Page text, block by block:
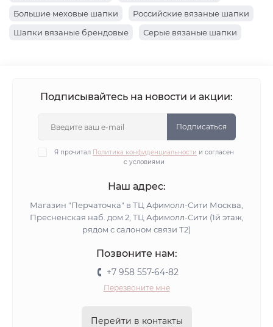
Большие меховые шапки
Российские вязаные шапки
Шапки вязаные брендовые
Серые вязаные шапки
Вязаные бордовые шапки
Шапки вязаные голубые
Вязаные шапки с пайетками
Вязаные шапки со стразами
Вязаные шапки из хлопка
Шапки вязаные с флисом
Вязаные шапки альпака
Шапки вязаные мохер
Хлопковые вязаные шапки
Шапки зимние вязаные с козырьком
Зимние шапки вязаные черные
Желтые шапки бини
Синие шапки бини
Подписывайтесь на новости и акции:
Подписаться
Я прочитал Политика конфиденциальности и согласен
с условиями
Наш адрес:
Магазин "Перчаточка" в ТЦ Афимолл-Сити Москва,
Пресненская наб. дом 2, ТЦ Афимолл-Сити (1й этаж,
рядом с салоном связи Т2)
Позвоните нам:
+7 958 557-64-82
Перезвоните мне
Перейти в контакты